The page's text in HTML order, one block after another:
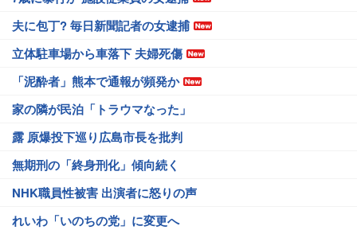
夫に包丁? 毎日新聞記者の女逮捕
立体駐車場から車落下 夫婦死傷
「泥酔者」熊本で通報が頻発か
家の隣が民泊「トラウマなった」
露 原爆投下巡り広島市長を批判
無期刑の「終身刑化」傾向続く
NHK職員性被害 出演者に怒りの声
れいわ「いのちの党」に変更へ